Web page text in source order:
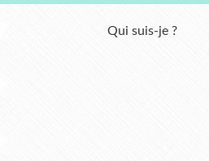
Qui suis-je ?